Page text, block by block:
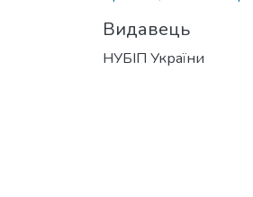
Видавець
НУБІП України